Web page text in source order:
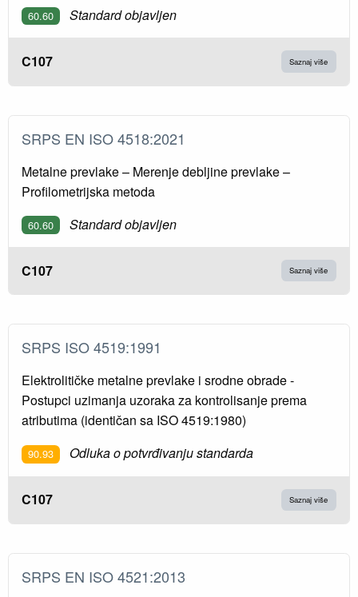
60.60 Standard objavljen
C107 Saznaj više
SRPS EN ISO 4518:2021
Metalne prevlake – Merenje debljine prevlake –
Profilometrijska metoda
60.60 Standard objavljen
C107 Saznaj više
SRPS ISO 4519:1991
Elektrolitičke metalne prevlake i srodne obrade -
Postupci uzimanja uzoraka za kontrolisanje prema
atributima (identičan sa ISO 4519:1980)
90.93 Odluka o potvrđivanju standarda
C107 Saznaj više
SRPS EN ISO 4521:2013